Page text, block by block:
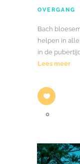
OVERGANG
Bach
helpen in
in de
Lees meer
0